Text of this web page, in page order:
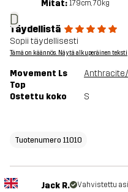
D
Mitat: 179cm, 70kg
Täydellistä
Sopii täydellisesti
Tämä on käännös. Näytä alkuperäinen teksti
Movement Ls
Top
Ostettu koko S
Tuotenumero 11010
Jack R. Vahvistettu